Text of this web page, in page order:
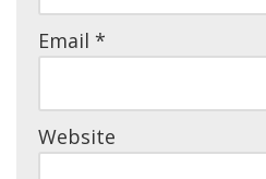
Email *
Website